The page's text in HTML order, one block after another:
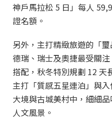
神戶馬拉松 5 日」每人
證名額。
另外，主打精緻旅遊的「
德瑞、瑞士及奧捷最受關
搭配，秋冬特別規劃 12 天
主打「質感五星連泊」與
大境與古城美村中，細細
人文風景。